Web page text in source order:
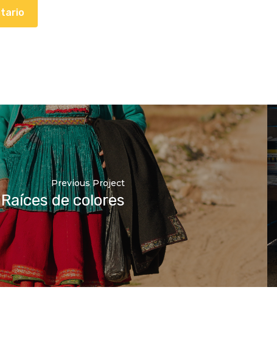
Previous Project
Raíces de colores